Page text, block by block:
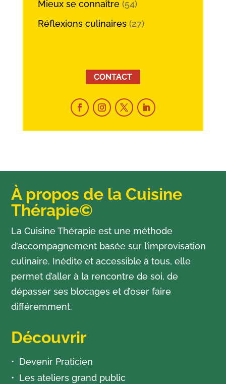
Mieux se connaître(54)
Réflexions culinaires(27)
CONTACT
À propos de la Cuisine
Thérapie©
La Cuisine Thérapie est une méthode
d’accompagnement basée sur l’improvisation
culinaire. Inédite et accessible à tous, elle
permet d’aller à la rencontre de soi, de
dépasser ses blocages et d’oser faire
différemment.
Découvrir
Devenir Praticien
Les ateliers grand public